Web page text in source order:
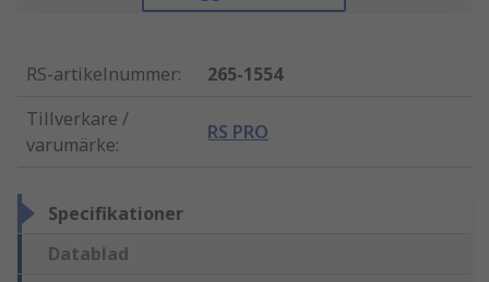
RS-artikelnummer:
265-1554
Tillverkare /
varumärke:
RS PRO
Specifikationer
Datablad